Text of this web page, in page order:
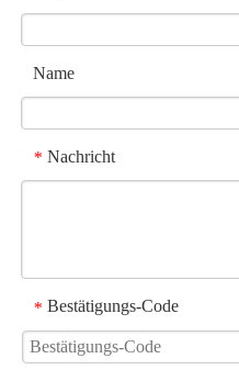
Name
* Nachricht
* Bestätigungs-Code